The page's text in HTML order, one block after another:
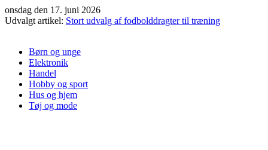
Videre
til
onsdag den 17. juni 2026
Udvalgt artikel: Stort udvalg af fodbolddragter til træning
Børn og unge
Elektronik
Handel
Hobby og sport
Hus og hjem
Tøj og mode